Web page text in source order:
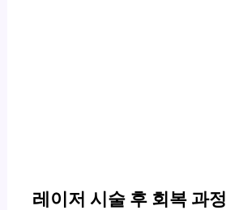
레이저 시술 후 회복 과정